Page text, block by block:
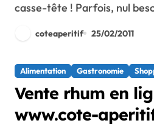
casse-tête ! Parfois, nul
coteaperitif 25/02/2011
Alimentation Gastronomie
Vente rhum en
www.cote-